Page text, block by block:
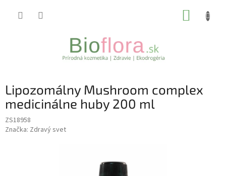
Lipozomálny Mushroom complex
medicinálne huby 200 ml
ZS18958
Značka: Zdravý svet